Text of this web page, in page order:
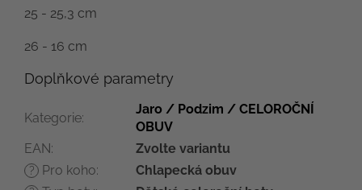
25 - 25,3 cm
26 - 16 cm
Doplňkové parametry
Kategorie:
Jaro / Podzim / CELOROČNÍ
OBUV
EAN: Zvolte variantu
? Pro koho: Chlapecká obuv